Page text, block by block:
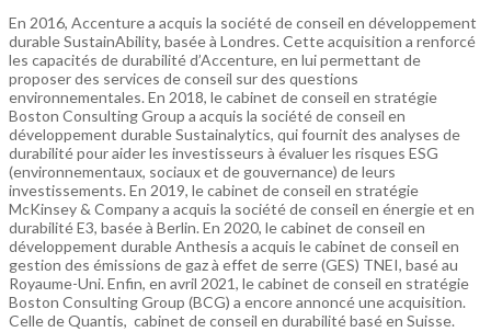
En 2016, Accenture a acquis la société de conseil en développement
durable SustainAbility, basée à Londres. Cette acquisition a renforcé
les capacités de durabilité d’Accenture, en lui permettant de
proposer des services de conseil sur des questions
environnementales. En 2018, le cabinet de conseil en stratégie
Boston Consulting Group a acquis la société de conseil en
développement durable Sustainalytics, qui fournit des analyses de
durabilité pour aider les investisseurs à évaluer les risques ESG
(environnementaux, sociaux et de gouvernance) de leurs
investissements. En 2019, le cabinet de conseil en stratégie
McKinsey & Company a acquis la société de conseil en énergie et en
durabilité E3, basée à Berlin. En 2020, le cabinet de conseil en
développement durable Anthesis a acquis le cabinet de conseil en
gestion des émissions de gaz à effet de serre (GES) TNEI, basé au
Royaume-Uni. Enfin, en avril 2021, le cabinet de conseil en stratégie
Boston Consulting Group (BCG) a encore annoncé une acquisition.
Celle de Quantis, cabinet de conseil en durabilité basé en Suisse.